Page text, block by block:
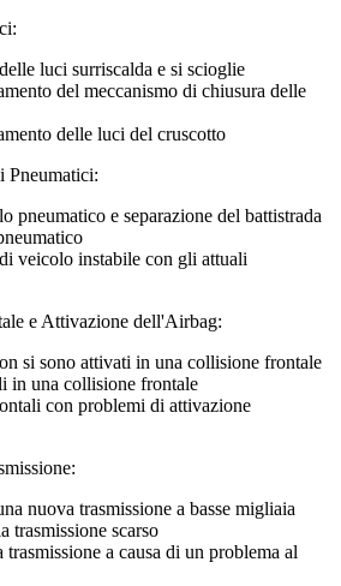
luci surriscalda e si scioglie
del meccanismo di chiusura delle
delle luci del cruscotto
Pneumatici:
pneumatico e separazione del battistrada
veicolo instabile con gli attuali
e Attivazione dell'Airbag:
si sono attivati in una collisione frontale
in una collisione frontale
con problemi di attivazione
nuova trasmissione a basse migliaia
trasmissione scarso
trasmissione a causa di un problema al